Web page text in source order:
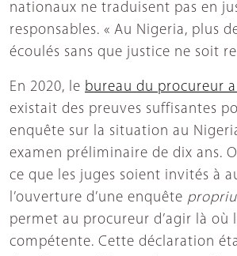
nationaux ne traduisent pas en
responsables. « Au Nigeria, plus
écoulés sans que justice ne soit
En 2020, le bureau du procureur
existait des preuves suffisantes
enquête sur la situation au
examen préliminaire de dix ans.
ce que les juges soient invités à
l’ouverture d’une enquête
permet au procureur d’agir là où
compétente. Cette déclaration